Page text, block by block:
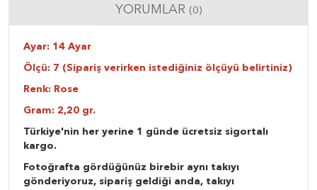
YORUMLAR (0)
Ayar: 14 Ayar
Ölçü: 7 (Sipariş verirken istediğiniz ölçüyü belirtiniz)
Renk: Rose
Gram: 2,20 gr.
Türkiye'nin her yerine 1 günde ücretsiz sigortalı
kargo.
Fotoğrafta gördüğünüz birebir aynı takıyı
gönderiyoruz, sipariş geldiği anda, takıyı